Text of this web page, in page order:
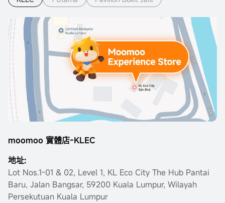
moomoo 實體店-KLEC
地址:
Lot Nos.1-01 & 02, Level 1, KL Eco City The Hub Pantai
Baru, Jalan Bangsar, 59200 Kuala Lumpur, Wilayah
Persekutuan Kuala Lumpur